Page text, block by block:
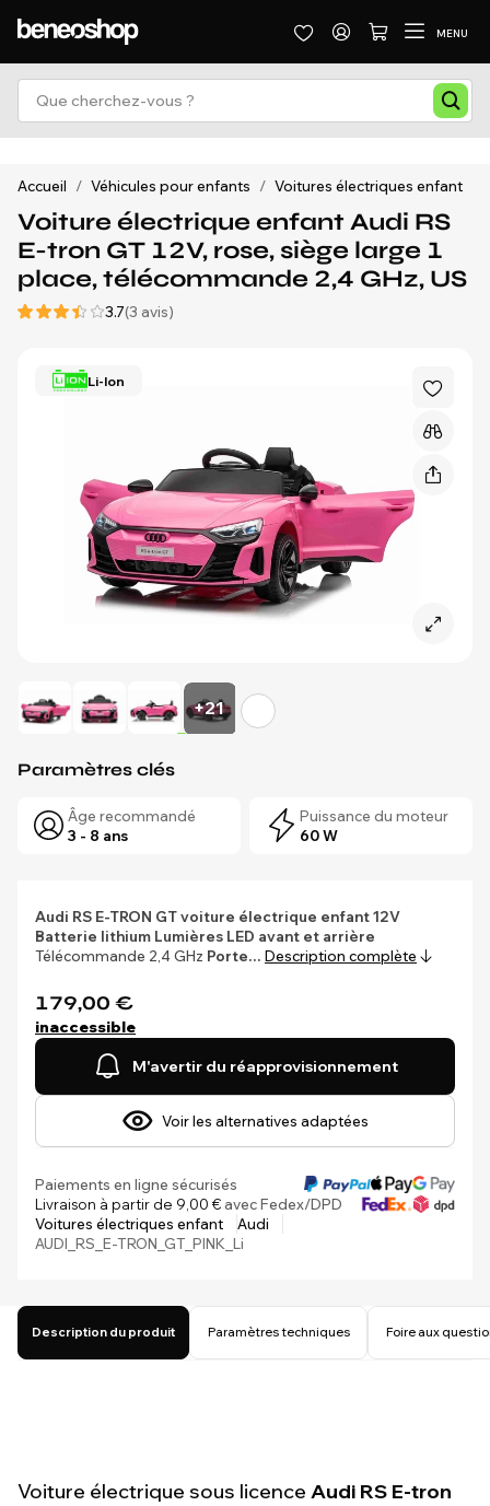
MENU
Accueil / Véhicules pour enfants / Voitures électriques enfant
Voiture électrique enfant Audi RS
E-tron GT 12V, rose, siège large 1
place, télécommande 2,4 GHz, US
3.7(3 avis)
Li-Ion
+21
Paramètres clés
Âge recommandé
3 - 8 ans
Puissance du moteur
60 W
Audi RS E-TRON GT voiture électrique enfant 12V
Batterie lithium Lumières LED avant et arrière
Télécommande 2,4 GHz Porte… Description complète
179,00 €
inaccessible
M'avertir du réapprovisionnement
Voir les alternatives adaptées
Paiements en ligne sécurisés
Livraison à partir de 9,00 €avec Fedex/DPD
Voitures électriques enfant
Audi
AUDI_RS_E-TRON_GT_PINK_Li
Description du produit Paramètres techniques Foire aux
Voiture électrique sous licence Audi RS E-tron